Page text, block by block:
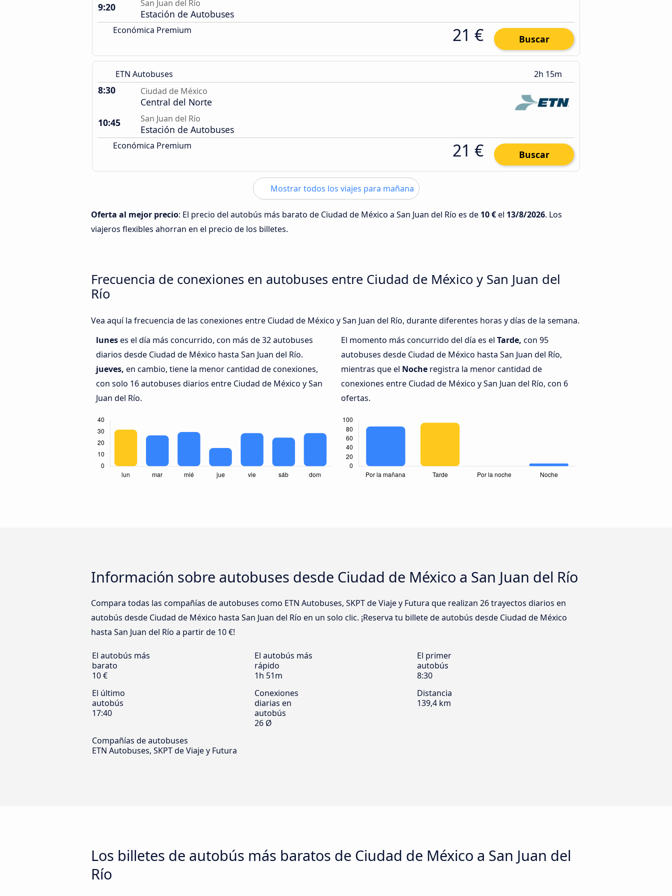
9:20
San Juan del Río
Estación de Autobuses
Económica Premium 21 € Buscar
ETN Autobuses 2h 15m
8:30 Ciudad de México
Central del Norte
10:45
San Juan del Río
Estación de Autobuses
Económica Premium 21 € Buscar
Mostrar todos los viajes para mañana
Oferta al mejor precio: El precio del autobús más barato de Ciudad de México a San Juan del Río es de 10 €el 13/8/2026. Los
viajeros flexibles ahorran en el precio de los billetes.
Frecuencia de conexiones en autobuses entre Ciudad de México y San Juan del
Río
Vea aquí la frecuencia de las conexiones entre Ciudad de México y San Juan del Río, durante diferentes horas y días de la semana.
luneses el día más concurrido, con más de 32 autobuses
diarios desde Ciudad de México hasta San Juan del Río.
jueves, en cambio, tiene la menor cantidad de conexiones,
con solo 16 autobuses diarios entre Ciudad de México y San
Juan del Río.
El momento más concurrido del día es el Tarde, con 95
autobuses desde Ciudad de México hasta San Juan del Río,
mientras que el Noche registra la menor cantidad de
conexiones entre Ciudad de México y San Juan del Río, con 6
ofertas.
Información sobre autobuses desde Ciudad de México a San Juan del Río
Compara todas las compañías de autobuses como ETN Autobuses, SKPT de Viaje y Futura que realizan 26 trayectos diarios en
autobús desde Ciudad de México hasta San Juan del Río en un solo clic. ¡Reserva tu billete de autobús desde Ciudad de México
hasta San Juan del Río a partir de 10 €!
El autobús más
barato
10 €
El autobús más
rápido
1h 51m
El primer
autobús
8:30
El último
autobús
17:40
Conexiones
diarias en
autobús
26 Ø
Distancia
139,4 km
Compañías de autobuses
ETN Autobuses, SKPT de Viaje y Futura
Los billetes de autobús más baratos de Ciudad de México a San Juan del
Río